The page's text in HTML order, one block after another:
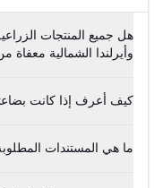
هل جميع المنتجات
وأيرلندا الشمالية معفاة
كيف أعرف إذا كانت
ما هي المستندات